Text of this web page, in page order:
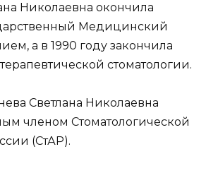
Николаевна окончила
Медицинский
а в 1990 году закончила
стоматологии.
Светлана Николаевна
членом Стоматологической
(СтАР).